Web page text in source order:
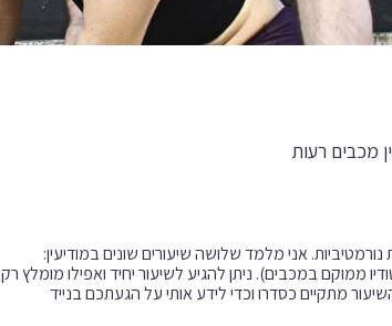
מכבים רעות
אני מלמד שלושה שיעורים שונים במודיעין:
ממוקם במכבים). ניתן להגיע לשיעור יחיד ואפילו מומלץ רק
מתקיים כסדרו וכדי לידע אותי על הגעתכם בנייד